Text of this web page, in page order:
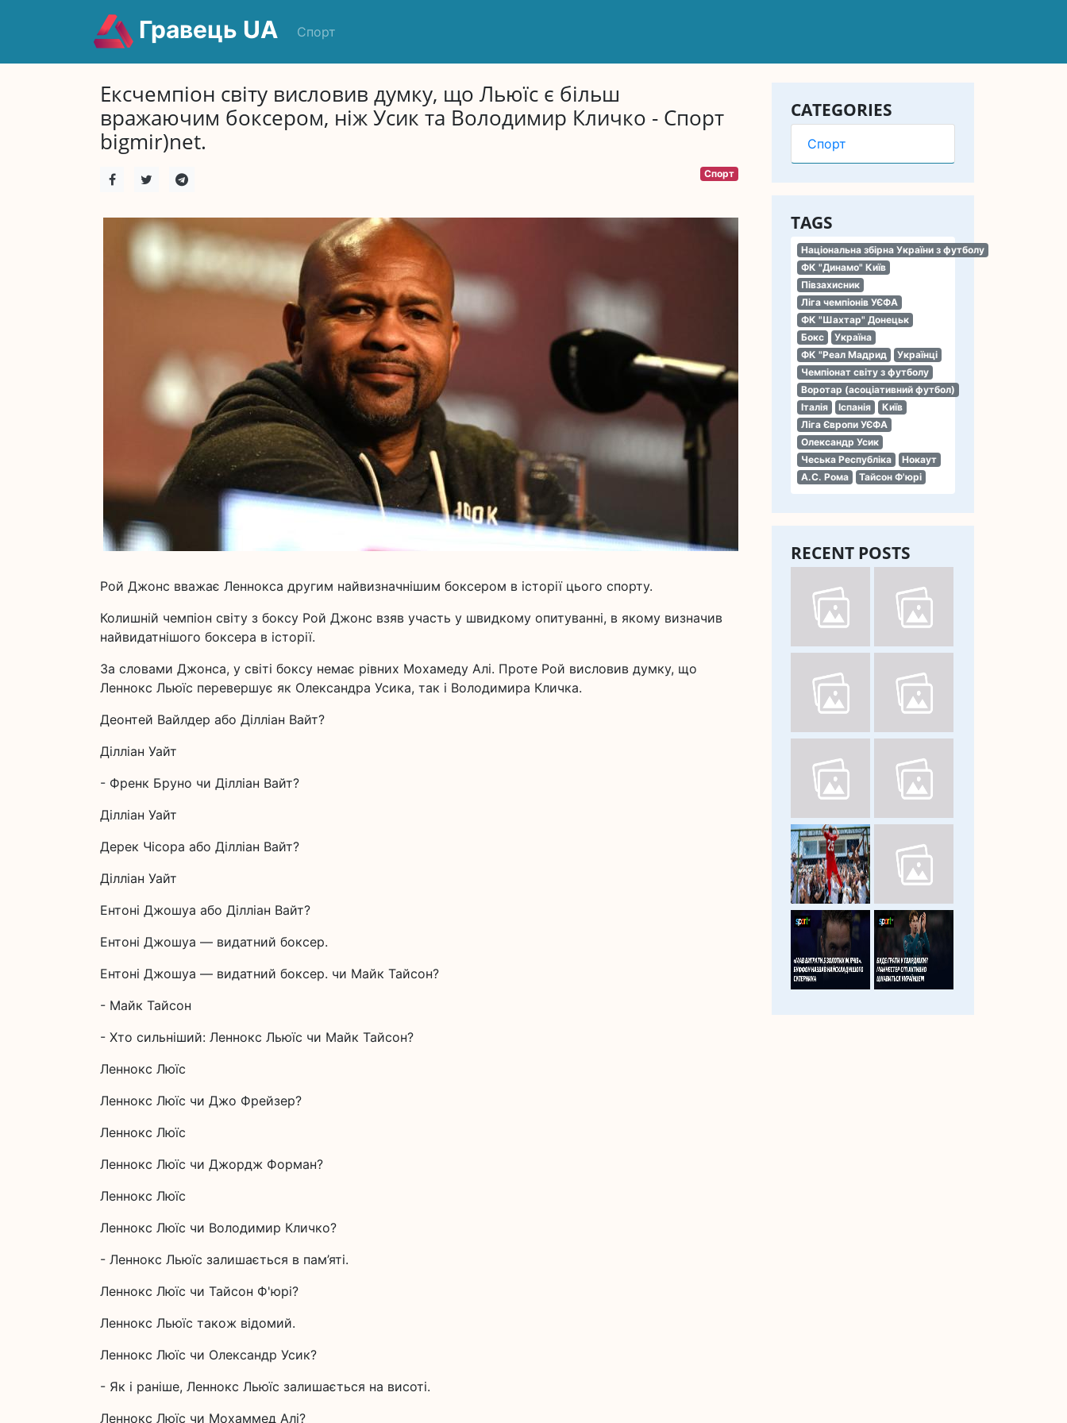
Гравець UA Спорт
CATEGORIES
Спорт
TAGS
Національна збірна України з футболу
ФК "Динамо" Київ
Півзахисник
Ліга чемпіонів УЄФА
ФК "Шахтар" Донецьк
Бокс
Україна
ФК "Реал Мадрид
Українці
Чемпіонат світу з футболу
Воротар (асоціативний футбол)
Італія
Іспанія
Київ
Ліга Європи УЄФА
Олександр Усик
Чеська Республіка
Нокаут
А.С. Рома
Тайсон Ф'юрі
RECENT POSTS
Ексчемпіон світу висловив думку, що Льюїс є більш
вражаючим боксером, ніж Усик та Володимир Кличко - Спорт
bigmir)net.
Спорт
Рой Джонс вважає Леннокса другим найвизначнішим боксером в історії цього спорту.
Колишній чемпіон світу з боксу Рой Джонс взяв участь у швидкому опитуванні, в якому визначив
найвидатнішого боксера в історії.
За словами Джонса, у світі боксу немає рівних Мохамеду Алі. Проте Рой висловив думку, що
Леннокс Льюїс перевершує як Олександра Усика, так і Володимира Кличка.
Деонтей Вайлдер або Ділліан Вайт?
Ділліан Уайт
- Френк Бруно чи Ділліан Вайт?
Ділліан Уайт
Дерек Чісора або Ділліан Вайт?
Ділліан Уайт
Ентоні Джошуа або Ділліан Вайт?
Ентоні Джошуа — видатний боксер.
Ентоні Джошуа — видатний боксер. чи Майк Тайсон?
- Майк Тайсон
- Хто сильніший: Леннокс Льюїс чи Майк Тайсон?
Леннокс Люїс
Леннокс Люїс чи Джо Фрейзер?
Леннокс Люїс
Леннокс Люїс чи Джордж Форман?
Леннокс Люїс
Леннокс Люїс чи Володимир Кличко?
- Леннокс Льюїс залишається в пам’яті.
Леннокс Люїс чи Тайсон Ф'юрі?
Леннокс Льюїс також відомий.
Леннокс Люїс чи Олександр Усик?
- Як і раніше, Леннокс Льюїс залишається на висоті.
Леннокс Люїс чи Мохаммед Алі?